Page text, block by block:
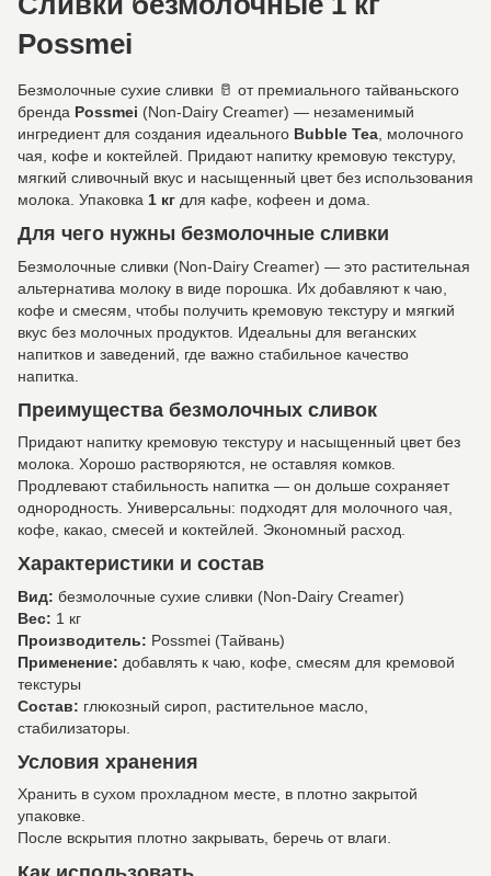
Possmei
Безмолочные сухие сливки 🥛 от премиального тайваньского
бренда Possmei (Non-Dairy Creamer) — незаменимый
ингредиент для создания идеального Bubble Tea , молочного
чая, кофе и коктейлей. Придают напитку кремовую текстуру,
мягкий сливочный вкус и насыщенный цвет без использования
молока. Упаковка 1 кг для кафе, кофеен и дома.
Для чего нужны безмолочные сливки
Безмолочные сливки (Non-Dairy Creamer) — это растительная
альтернатива молоку в виде порошка. Их добавляют к чаю,
кофе и смесям, чтобы получить кремовую текстуру и мягкий
вкус без молочных продуктов. Идеальны для веганских
напитков и заведений, где важно стабильное качество
напитка.
Преимущества безмолочных сливок
Придают напитку кремовую текстуру и насыщенный цвет без
молока. Хорошо растворяются, не оставляя комков.
Продлевают стабильность напитка — он дольше сохраняет
однородность. Универсальны: подходят для молочного чая,
кофе, какао, смесей и коктейлей. Экономный расход.
Характеристики и состав
Вид: безмолочные сухие сливки (Non-Dairy Creamer)
Вес: 1 кг
Производитель: Possmei (Тайвань)
Применение: добавлять к чаю, кофе, смесям для кремовой
текстуры
Состав: глюкозный сироп, растительное масло,
стабилизаторы.
Условия хранения
Хранить в сухом прохладном месте, в плотно закрытой
упаковке.
После вскрытия плотно закрывать, беречь от влаги.